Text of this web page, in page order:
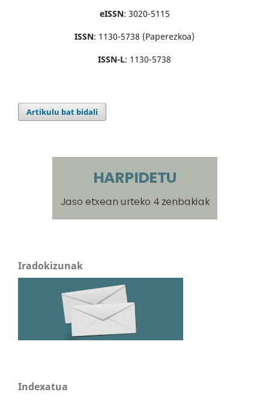
eISSN: 3020-5115
ISSN: 1130-5738 (Paperezkoa)
ISSN-L: 1130-5738
Artikulu bat bidali
Iradokizunak
Indexatua